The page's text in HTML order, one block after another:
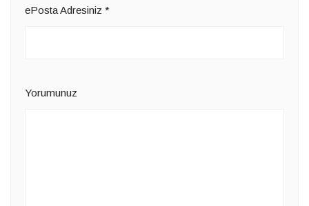
ePosta Adresiniz *
Yorumunuz